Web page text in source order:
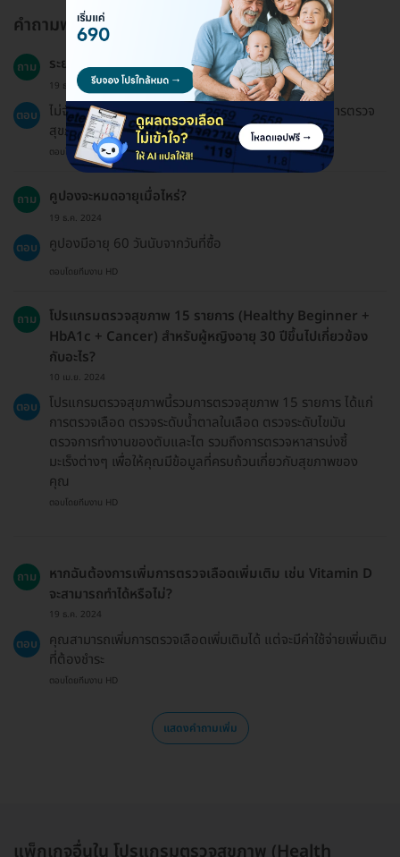
คำถามพบบ่อย
ถาม ระยะเวลาฟื้นตัวหลังการตรวจสุขภาพนี้เป็นอย่างไร?
19 ธ.ค. 2024
ตอบ
ไม่จำเป็นต้องมีระยะเวลาฟื้นตัวหลังการตรวจ เนื่องจากการตรวจ
สุขภาพนี้ไม่ก่อให้เกิดผลข้างเคียงที่รุนแรง
ตอบโดยทีมงาน HD
ถาม คูปองจะหมดอายุเมื่อไหร่?
19 ธ.ค. 2024
ตอบ คูปองมีอายุ 60 วันนับจากวันที่ซื้อ
ตอบโดยทีมงาน HD
ถาม
โปรแกรมตรวจสุขภาพ 15 รายการ (Healthy Beginner +
HbA1c + Cancer) สำหรับผู้หญิงอายุ 30 ปีขึ้นไปเกี่ยวข้อง
กับอะไร?
10 เม.ย. 2024
ตอบ
โปรแกรมตรวจสุขภาพนี้รวมการตรวจสุขภาพ 15 รายการ ได้แก่
การตรวจเลือด ตรวจระดับน้ำตาลในเลือด ตรวจระดับไขมัน
ตรวจการทำงานของตับและไต รวมถึงการตรวจหาสารบ่งชี้
มะเร็งต่างๆ เพื่อให้คุณมีข้อมูลที่ครบถ้วนเกี่ยวกับสุขภาพของ
คุณ
ตอบโดยทีมงาน HD
ถาม
หากฉันต้องการเพิ่มการตรวจเลือดเพิ่มเติม เช่น Vitamin D
จะสามารถทำได้หรือไม่?
19 ธ.ค. 2024
ตอบ
คุณสามารถเพิ่มการตรวจเลือดเพิ่มเติมได้ แต่จะมีค่าใช้จ่ายเพิ่มเติม
ที่ต้องชำระ
ตอบโดยทีมงาน HD
แสดงคำถามเพิ่ม